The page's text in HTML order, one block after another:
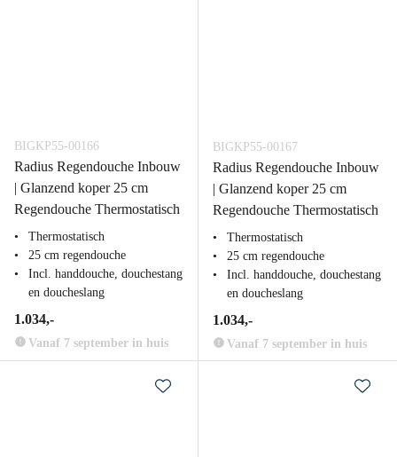
BIGKP55-00166
Radius Regendouche Inbouw
| Glanzend koper 25 cm
Regendouche Thermostatisch
Thermostatisch
25 cm regendouche
Incl. handdouche, douchestang
en doucheslang
1.034,-
Vanaf 7 september in huis
BIGKP55-00167
Radius Regendouche Inbouw
| Glanzend koper 25 cm
Regendouche Thermostatisch
Thermostatisch
25 cm regendouche
Incl. handdouche, douchestang
en doucheslang
1.034,-
Vanaf 7 september in huis